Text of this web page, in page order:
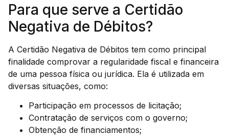
Para que serve a Certidão
Negativa de Débitos?
A Certidão Negativa de Débitos tem como principal
finalidade comprovar a regularidade fiscal e financeira
de uma pessoa física ou jurídica. Ela é utilizada em
diversas situações, como:
Participação em processos de licitação;
Contratação de serviços com o governo;
Obtenção de financiamentos;